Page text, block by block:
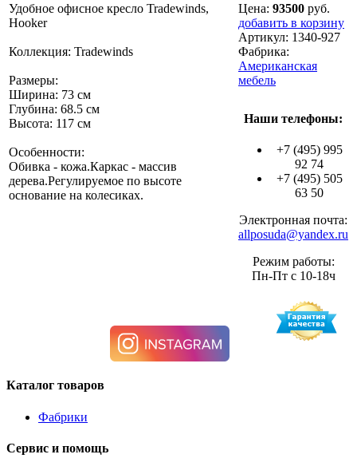
Удобное офисное кресло Tradewinds,
Hooker
Коллекция: Tradewinds
Размеры:
Ширина: 73 см
Глубина: 68.5 см
Высота: 117 см
Особенности:
Обивка - кожа.Каркас - массив
дерева.Регулируемое по высоте
основание на колесиках.
Цена: 93500 руб.
добавить в корзину
Артикул: 1340-927
Фабрика:
Американская
мебель
Наши телефоны:
+7 (495) 995
92 74
+7 (495) 505
63 50
Электронная почта:
allposuda@yandex.ru
Режим работы:
Пн-Пт с 10-18ч
Каталог товаров
Фабрики
Сервис и помощь